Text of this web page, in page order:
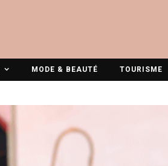
MODE & BEAUTÉ TOURISME